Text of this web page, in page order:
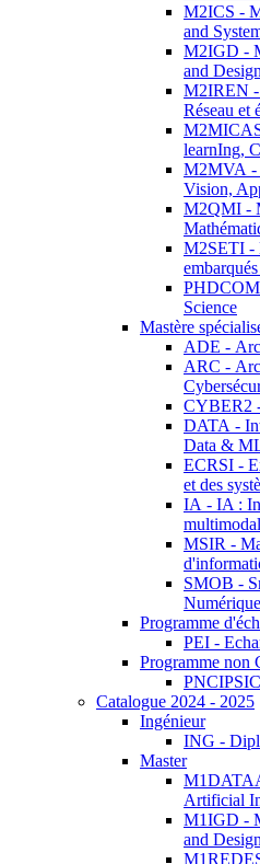
M2ICS -
and
M2IGD -
and Design
M2IREN -
Réseau et
learnIng,
M2MVA -
Vision,
M2QMI -
M2SETI -
Science
Mastère
ADE -
ARC -
CYBER2
DATA -
Data &
ECRSI -
et des
IA - IA :
MSIR -
SMOB -
Programme
PEI -
Programme non
Catalogue 2024 - 2025
Ingénieur
ING -
Master
Artificial
M1IGD -
and Design